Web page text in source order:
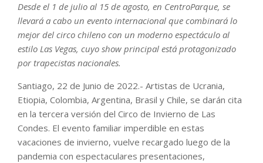
Desde el 1 de julio al 15 de agosto, en CentroParque, se
llevará a cabo un evento internacional que combinará lo
mejor del circo chileno con un moderno espectáculo al
estilo Las Vegas, cuyo show principal está protagonizado
por trapecistas nacionales.
Santiago, 22 de Junio de 2022.- Artistas de Ucrania,
Etiopia, Colombia, Argentina, Brasil y Chile, se darán cita
en la tercera versión del Circo de Invierno de Las
Condes. El evento familiar imperdible en estas
vacaciones de invierno, vuelve recargado luego de la
pandemia con espectaculares presentaciones,